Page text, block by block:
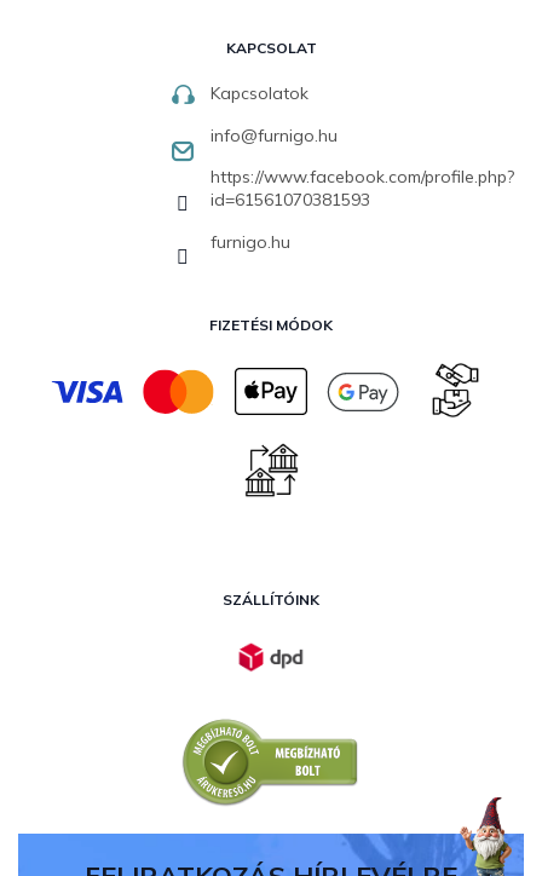
KAPCSOLAT
Kapcsolatok
info@furnigo.hu
https://www.facebook.com/profile.php?
id=61561070381593
furnigo.hu
FIZETÉSI MÓDOK
SZÁLLÍTÓINK